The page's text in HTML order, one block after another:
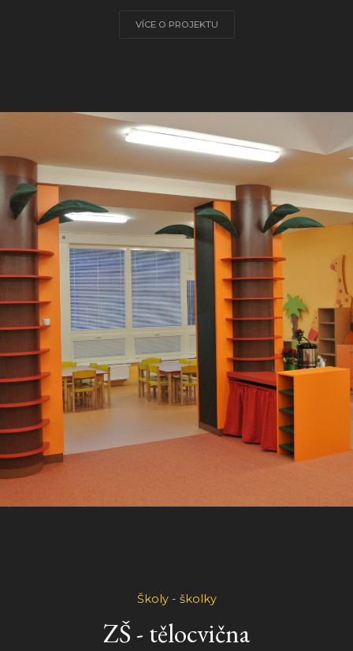
VÍCE O PROJEKTU
Školy - školky
ZŠ - tělocvična